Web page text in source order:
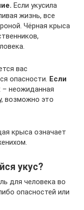
Если укусила
жизнь, все
Чёрная крыса
вас
опасности. Если
– неожиданная
возможно это
крыса означает
укус?
для человека во
опасностей или